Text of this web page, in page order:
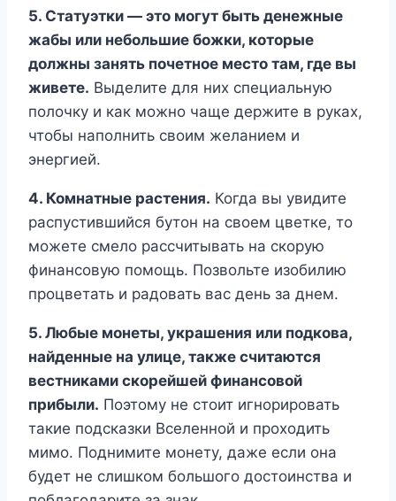
5. Статуэтки — это могут быть денежные
жабы или небольшие божки, которые
должны занять почетное место там, где вы
живете. Выделите для них специальную
полочку и как можно чаще держите в руках,
чтобы наполнить своим желанием и
энергией.
4. Комнатные растения. Когда вы увидите
распустившийся бутон на своем цветке, то
можете смело рассчитывать на скорую
финансовую помощь. Позвольте изобилию
процветать и радовать вас день за днем.
5. Любые монеты, украшения или подкова,
найденные на улице, также считаются
вестниками скорейшей финансовой
прибыли. Поэтому не стоит игнорировать
такие подсказки Вселенной и проходить
мимо. Поднимите монету, даже если она
будет не слишком большого достоинства и